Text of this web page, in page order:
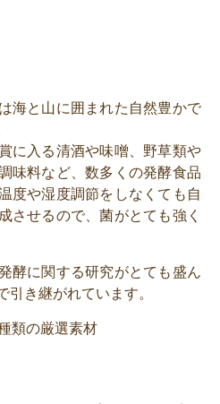
海と山に囲まれた自然豊かで
に入る清酒や味噌、野草類や
味料など、数多くの発酵食品
度や湿度調節をしなくても自
させるので、菌がとても強く
酵に関する研究がとても盛ん
引き継がれています。